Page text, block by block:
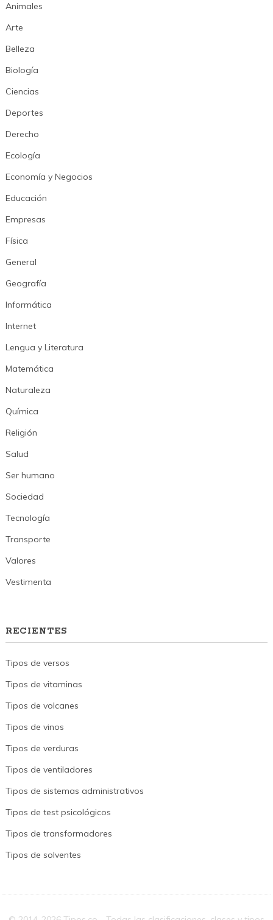
Animales
Arte
Belleza
Biología
Ciencias
Deportes
Derecho
Ecología
Economía y Negocios
Educación
Empresas
Física
General
Geografía
Informática
Internet
Lengua y Literatura
Matemática
Naturaleza
Química
Religión
Salud
Ser humano
Sociedad
Tecnología
Transporte
Valores
Vestimenta
RECIENTES
Tipos de versos
Tipos de vitaminas
Tipos de volcanes
Tipos de vinos
Tipos de verduras
Tipos de ventiladores
Tipos de sistemas administrativos
Tipos de test psicológicos
Tipos de transformadores
Tipos de solventes